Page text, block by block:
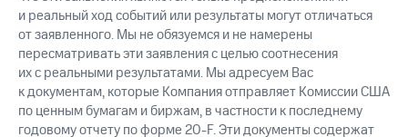
и реальный ход событий или результаты могут отличаться
от заявленного. Мы не обязуемся и не намерены
пересматривать эти заявления с целью соотнесения
их с реальными результатами. Мы адресуем Вас
к документам, которые Компания отправляет Комиссии США
по ценным бумагам и биржам, в частности к последнему
годовому отчету по форме 20-F. Эти документы содержат